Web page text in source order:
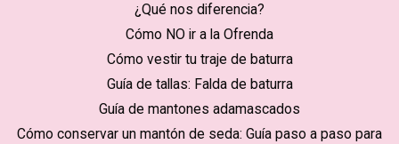
¿Qué nos diferencia?
Cómo NO ir a la Ofrenda
Cómo vestir tu traje de baturra
Guía de tallas: Falda de baturra
Guía de mantones adamascados
Cómo conservar un mantón de seda: Guía paso a paso para